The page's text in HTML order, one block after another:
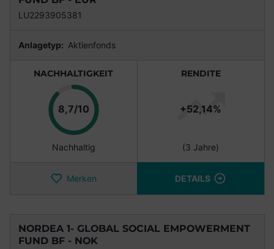
LU2293905381
Anlagetyp: Aktienfonds
NACHHALTIGKEIT
8,7/10Punkte
Nachhaltig
RENDITE
+52,14%
(3 Jahre)
Merken DETAILS
NORDEA 1- GLOBAL SOCIAL EMPOWERMENT
FUND BF - NOK